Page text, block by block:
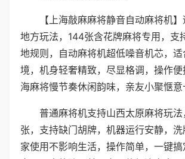
【上海敲麻麻将静音自动麻将机
地方玩法，144张含花牌麻将专用，支
地规则，自动麻将机超低噪音机芯，
境，机身轻奢精致，尽显格调，操作便
海麻将慢节奏休闲韵味，亲友小聚惬意
普通麻将机支持山西太原麻将玩
张，支持缺门胡牌，机器运行安静，
家使用不影响生活，操作简单，一键